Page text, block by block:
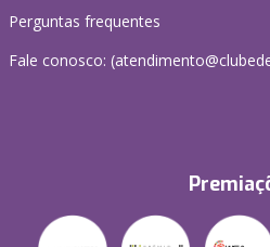
Perguntas frequentes
Fale conosco: